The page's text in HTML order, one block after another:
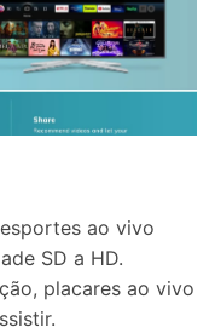
ao vivo
SD a HD.
placares ao vivo